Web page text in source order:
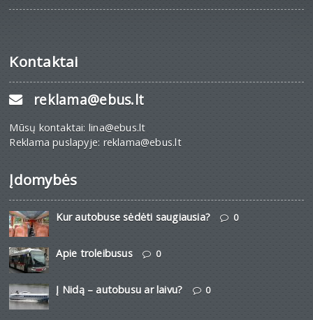
Kontaktai
reklama@ebus.lt
Mūsų kontaktai: lina@ebus.lt
Reklama puslapyje: reklama@ebus.lt
Įdomybės
Kur autobuse sėdėti saugiausia? 0
Apie troleibusus 0
Į Nidą – autobusu ar laivu? 0